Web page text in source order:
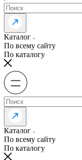
Каталог
По всему сайту
По каталогу
Каталог
По всему сайту
По каталогу